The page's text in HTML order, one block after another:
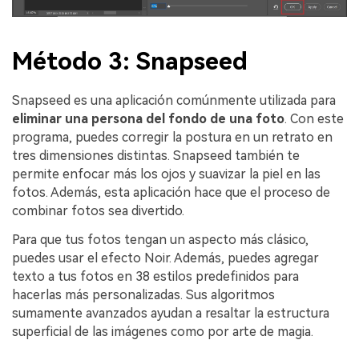
Método 3: Snapseed
Snapseed es una aplicación comúnmente utilizada para
eliminar una persona del fondo de una foto. Con este
programa, puedes corregir la postura en un retrato en
tres dimensiones distintas. Snapseed también te
permite enfocar más los ojos y suavizar la piel en las
fotos. Además, esta aplicación hace que el proceso de
combinar fotos sea divertido.
Para que tus fotos tengan un aspecto más clásico,
puedes usar el efecto Noir. Además, puedes agregar
texto a tus fotos en 38 estilos predefinidos para
hacerlas más personalizadas. Sus algoritmos
sumamente avanzados ayudan a resaltar la estructura
superficial de las imágenes como por arte de magia.